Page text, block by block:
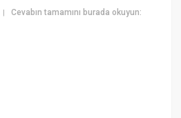
|Cevabın tamamını burada okuyun: